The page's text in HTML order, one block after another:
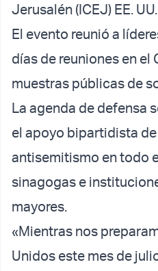
Jerusalén (ICEJ) EE.
El evento reunió a
días de reuniones en
muestras públicas de
La agenda de defensa
el apoyo bipartidista
antisemitismo en todo
sinagogas e
mayores.
«Mientras nos
Unidos este mes de